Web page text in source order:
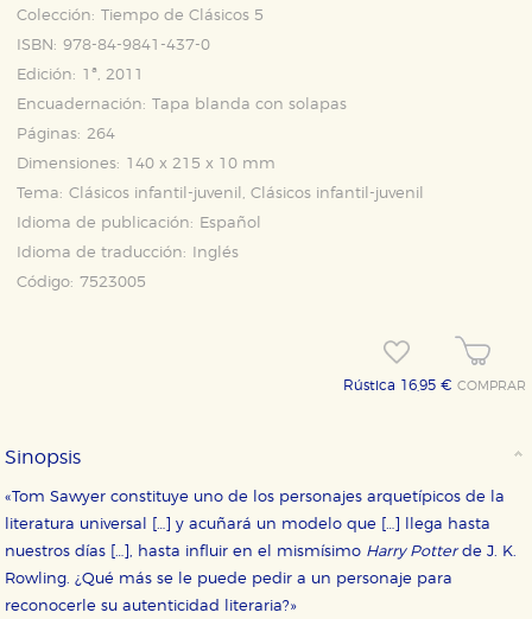
Colección: Tiempo de Clásicos 5
ISBN: 978-84-9841-437-0
Edición: 1ª, 2011
Encuadernación: Tapa blanda con solapas
Páginas: 264
Dimensiones: 140 x 215 x 10 mm
Tema: Clásicos infantil-juvenil, Clásicos infantil-juvenil
Idioma de publicación:
Español
Idioma de traducción:
Inglés
Código: 7523005
Rústica 16,95 €COMPRAR
Sinopsis
«Tom Sawyer constituye uno de los personajes arquetípicos de la
literatura universal […] y acuñará un modelo que […] llega hasta
nuestros días […], hasta influir en el mismísimo Harry Potterde J. K.
Rowling. ¿Qué más se le puede pedir a un personaje para
reconocerle su autenticidad literaria?»